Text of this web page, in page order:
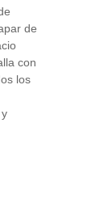
de
con
los